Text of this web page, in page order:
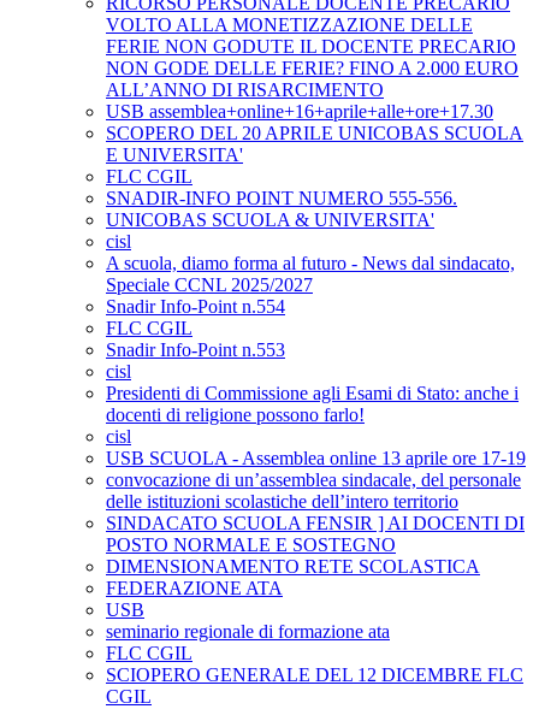
VOLTO ALLA MONETIZZAZIONE DELLE
FERIE NON GODUTE IL DOCENTE PRECARIO
NON GODE DELLE FERIE? FINO A 2.000 EURO
ALL’ANNO DI RISARCIMENTO
USB assemblea+online+16+aprile+alle+ore+17.30
SCOPERO DEL 20 APRILE UNICOBAS SCUOLA
E UNIVERSITA'
FLC CGIL
SNADIR-INFO POINT NUMERO 555-556.
UNICOBAS SCUOLA & UNIVERSITA'
cisl
A scuola, diamo forma al futuro - News dal sindacato,
Speciale CCNL 2025/2027
Snadir Info-Point n.554
FLC CGIL
Snadir Info-Point n.553
cisl
Presidenti di Commissione agli Esami di Stato: anche i
docenti di religione possono farlo!
cisl
USB SCUOLA - Assemblea online 13 aprile ore 17-19
convocazione di un’assemblea sindacale, del personale
delle istituzioni scolastiche dell’intero territorio
SINDACATO SCUOLA FENSIR ] AI DOCENTI DI
POSTO NORMALE E SOSTEGNO
DIMENSIONAMENTO RETE SCOLASTICA
FEDERAZIONE ATA
USB
seminario regionale di formazione ata
FLC CGIL
SCIOPERO GENERALE DEL 12 DICEMBRE FLC
CGIL